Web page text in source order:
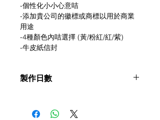
-個性化小小心意咭
-添加貴公司的徽標或商標以用於商業
用途
-4種顏色內咭選擇 (黃/粉紅/紅/紫)
-牛皮紙信封
製作日數